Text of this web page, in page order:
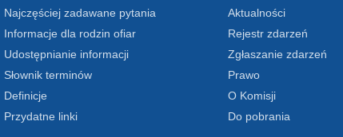
Najczęściej zadawane pytania
Informacje dla rodzin ofiar
Udostępnianie informacji
Słownik terminów
Definicje
Przydatne linki
Aktualności
Rejestr zdarzeń
Zgłaszanie zdarzeń
Prawo
O Komisji
Do pobrania